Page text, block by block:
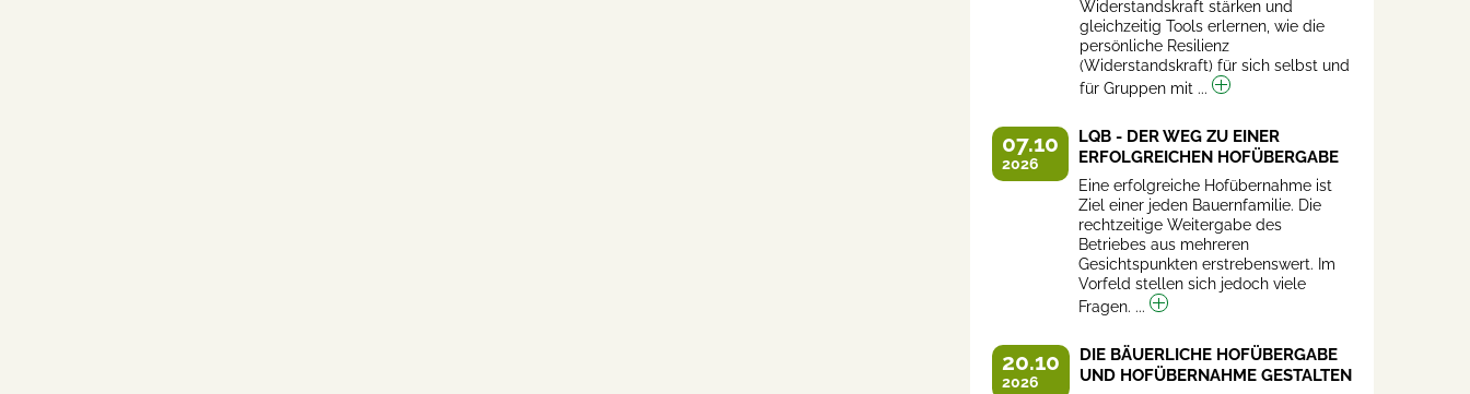
Widerstandskraft stärken und
gleichzeitig Tools erlernen, wie die
persönliche Resilienz
(Widerstandskraft) für sich selbst und
für Gruppen mit ...
07.10
2026
LQB - DER WEG ZU EINER
ERFOLGREICHEN HOFÜBERGABE
Eine erfolgreiche Hofübernahme ist
Ziel einer jeden Bauernfamilie. Die
rechtzeitige Weitergabe des
Betriebes aus mehreren
Gesichtspunkten erstrebenswert. Im
Vorfeld stellen sich jedoch viele
Fragen. ...
20.10
2026
DIE BÄUERLICHE HOFÜBERGABE
UND HOFÜBERNAHME GESTALTEN